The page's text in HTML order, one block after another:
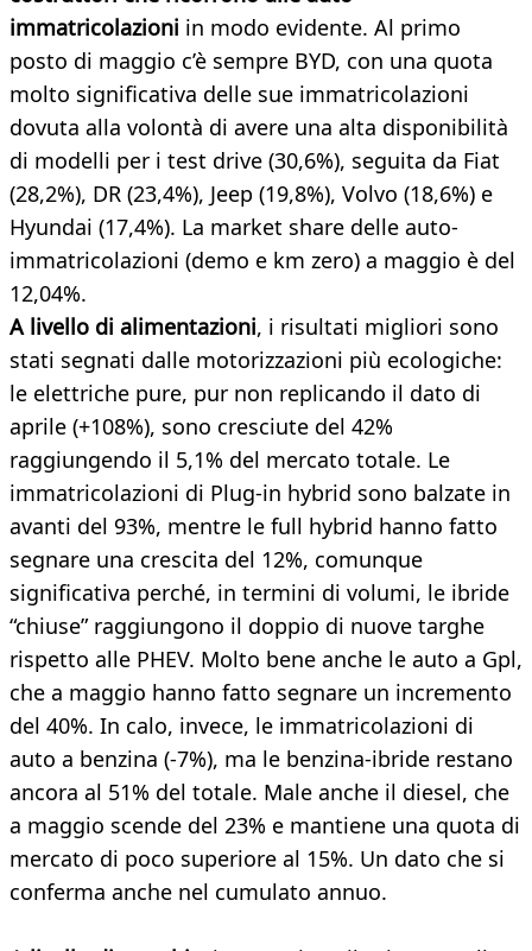
immatricolazioni in modo evidente. Al primo
posto di maggio c’è sempre BYD, con una quota
molto significativa delle sue immatricolazioni
dovuta alla volontà di avere una alta disponibilità
di modelli per i test drive (30,6%), seguita da Fiat
(28,2%), DR (23,4%), Jeep (19,8%), Volvo (18,6%) e
Hyundai (17,4%). La market share delle auto-
immatricolazioni (demo e km zero) a maggio è del
12,04%.
A livello di alimentazioni, i risultati migliori sono
stati segnati dalle motorizzazioni più ecologiche:
le elettriche pure, pur non replicando il dato di
aprile (+108%), sono cresciute del 42%
raggiungendo il 5,1% del mercato totale. Le
immatricolazioni di Plug-in hybrid sono balzate in
avanti del 93%, mentre le full hybrid hanno fatto
segnare una crescita del 12%, comunque
significativa perché, in termini di volumi, le ibride
“chiuse” raggiungono il doppio di nuove targhe
rispetto alle PHEV. Molto bene anche le auto a Gpl,
che a maggio hanno fatto segnare un incremento
del 40%. In calo, invece, le immatricolazioni di
auto a benzina (-7%), ma le benzina-ibride restano
ancora al 51% del totale. Male anche il diesel, che
a maggio scende del 23% e mantiene una quota di
mercato di poco superiore al 15%. Un dato che si
conferma anche nel cumulato annuo.